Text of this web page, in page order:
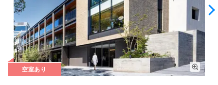
空室あり